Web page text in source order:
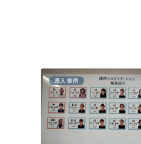
導入事例